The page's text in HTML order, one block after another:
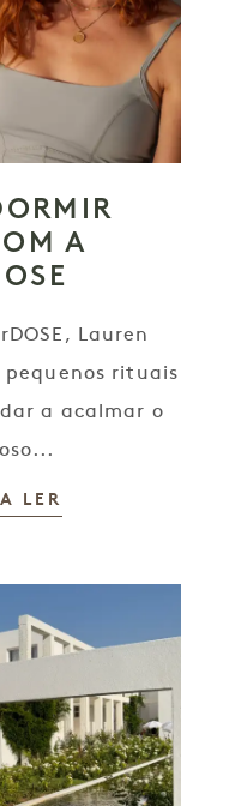
A
Lauren
rituais
a acalmar o
LER